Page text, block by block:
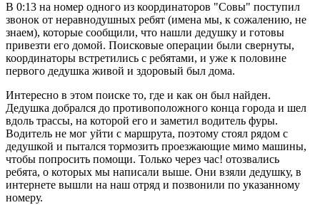
В 0:13 на номер одного из координаторов "Совы" поступил
звонок от неравнодушных ребят (имена мы, к сожалению, не
знаем), которые сообщили, что нашли дедушку и готовы
привезти его домой. Поисковые операции были свернуты,
координаторы встретились с ребятами, и уже к половине
первого дедушка живой и здоровый был дома.
Интересно в этом поиске то, где и как он был найден.
Дедушка добрался до противоположного конца города и шел
вдоль трассы, на которой его и заметил водитель фуры.
Водитель не мог уйти с маршрута, поэтому стоял рядом с
дедушкой и пытался тормозить проезжающие мимо машины,
чтобы попросить помощи. Только через час! отозвались
ребята, о которых мы написали выше. Они взяли дедушку, в
интернете вышли на наш отряд и позвонили по указанному
номеру.